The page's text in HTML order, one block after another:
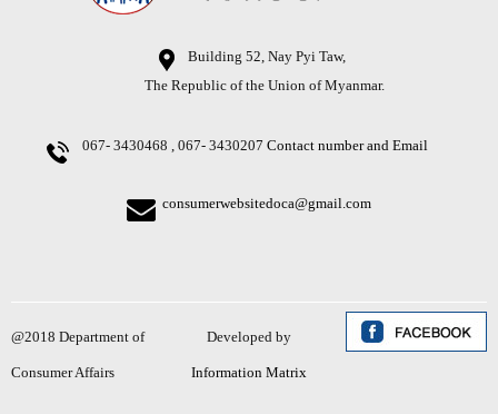
Building 52, Nay Pyi Taw,
The Republic of the Union of Myanmar.
067- 3430468 , 067- 3430207 Contact number and Email
consumerwebsitedoca@gmail.com
@2018 Department of
Consumer Affairs
Developed by
Information Matrix